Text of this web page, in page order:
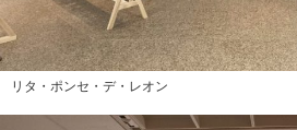
リタ・ポンセ・デ・レオン